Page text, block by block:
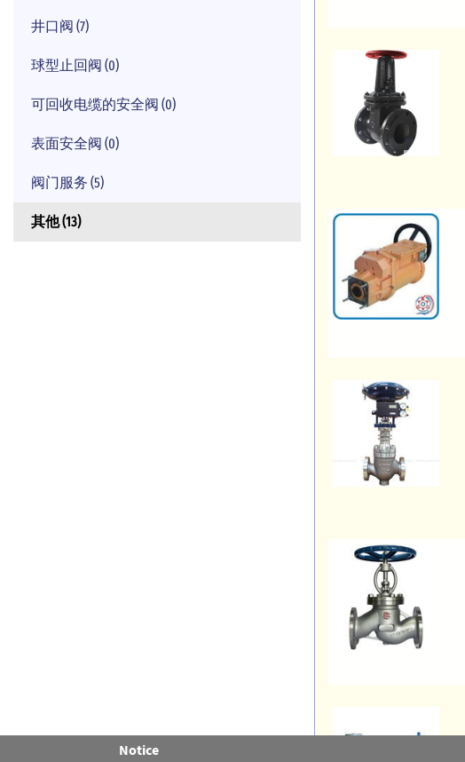
井口阀 (7)
球型止回阀 (0)
可回收电缆的安全阀 (0)
表面安全阀 (0)
阀门服务 (5)
其他 (13)
Notice